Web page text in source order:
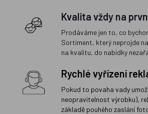
Kvalita vždy na
Prodáváme jen to, co
Sortiment, který neprojde
na kvalitu, do nabídky
Rychlé vyřízení
Pokud to povaha vady
neopravitelnost výrobku),
základě pouhého zaslání